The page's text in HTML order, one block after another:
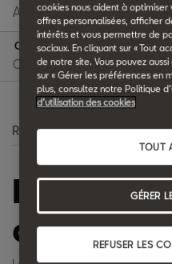
A B C D E
C
Recherche
carte SD
cookies nous aident à
offres personnalisées, afficher
intérêts et vous permettre de
sociaux. En cliquant sur « Tout
de notre site. Vous pouvez
sur « Gérer les préférences en
plus, consultez notre Politique
d’utilisation des cookies
REFUSER LES
TOUT
GÉRER